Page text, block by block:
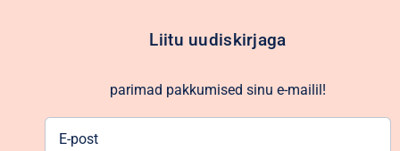
Liitu uudiskirjaga
parimad pakkumised sinu e-mailil!